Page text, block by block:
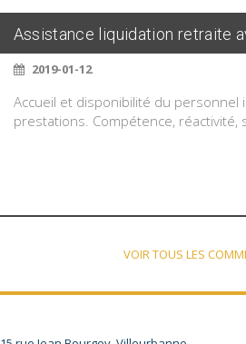
Assistance liquidation retraite
2019-01-12
Accueil et disponibilité du
prestations. Compétence, réactivité,
VOIR TOUS LES